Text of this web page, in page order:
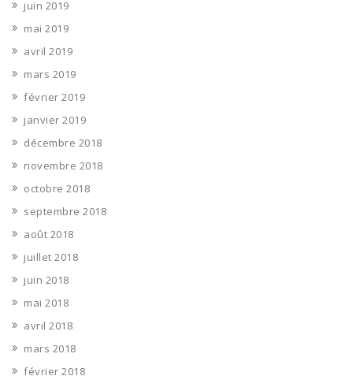
juin 2019
mai 2019
avril 2019
mars 2019
février 2019
janvier 2019
décembre 2018
novembre 2018
octobre 2018
septembre 2018
août 2018
juillet 2018
juin 2018
mai 2018
avril 2018
mars 2018
février 2018